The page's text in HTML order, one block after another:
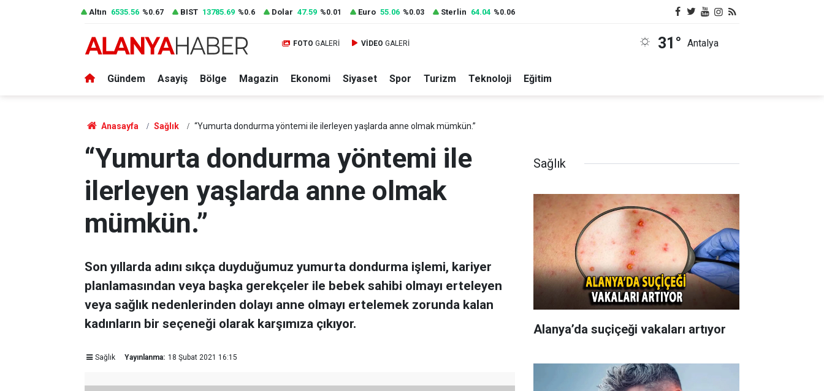
Altın 6535.56 %0.67 BIST 13785.69 %0.6 Dolar 47.59 %0.01 Euro 55.06 %0.03 Sterlin 64.04 %0.06
FOTO GALERİ VİDEO GALERİ 31° Antalya
Gündem Asayiş Bölge Magazin Ekonomi Siyaset Spor Turizm Teknoloji Eğitim
Anasayfa Sağlık “Yumurta dondurma yöntemi ile ilerleyen yaşlarda anne olmak mümkün.”
“Yumurta dondurma yöntemi ile
ilerleyen yaşlarda anne olmak
mümkün.”
Son yıllarda adını sıkça duyduğumuz yumurta dondurma işlemi, kariyer
planlamasından veya başka gerekçeler ile bebek sahibi olmayı erteleyen
veya sağlık nedenlerinden dolayı anne olmayı ertelemek zorunda kalan
kadınların bir seçeneği olarak karşımıza çıkıyor.
Sağlık Yayınlanma: 18 Şubat 2021 16:15
Sağlık
Alanya’da suçiçeği vakaları artıyor